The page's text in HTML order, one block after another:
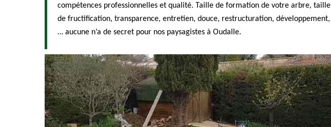
compétences professionnelles et qualité. Taille de formation de votre arbre, taille
de fructification, transparence, entretien, douce, restructuration, développement,
… aucune n’a de secret pour nos paysagistes à Oudalle.